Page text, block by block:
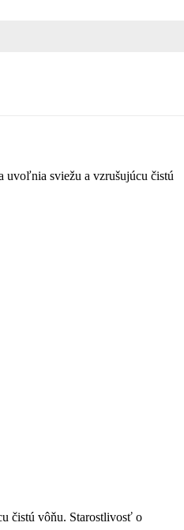
uvoľnia sviežu a vzrušujúcu čistú
čistú vôňu. Starostlivosť o